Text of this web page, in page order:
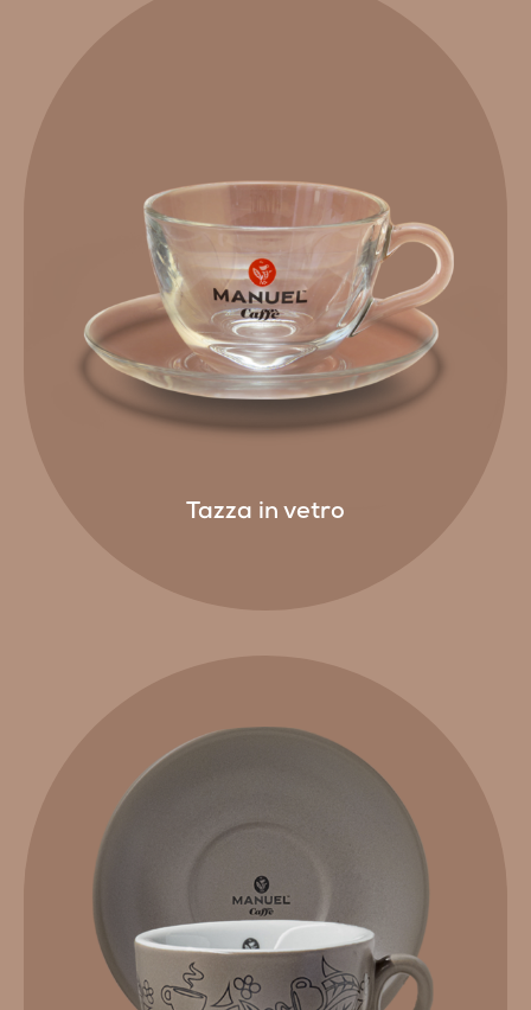
Tazza in vetro